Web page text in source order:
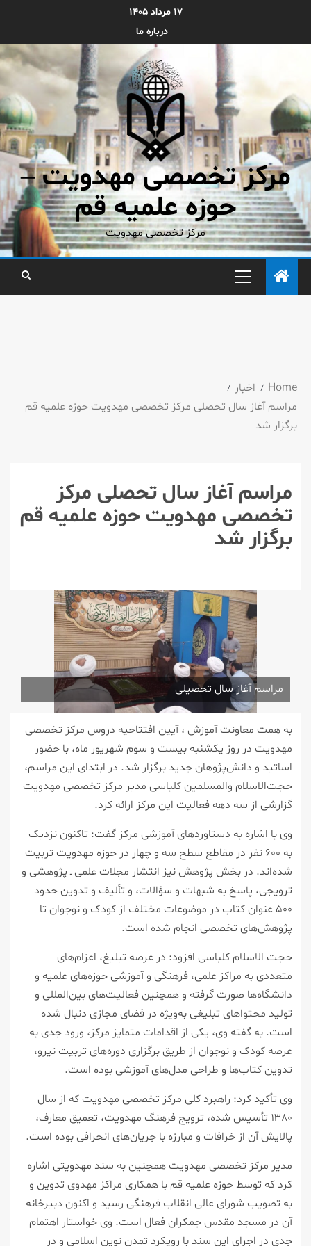
۱۷ مرداد ۱۴۰۵
درباره ما
مرکز تخصصی مهدویت –
حوزه علمیه قم
مرکز تخصصی مهدویت
Home
اخبار
مراسم آغاز سال تحصلی مرکز تخصصی مهدویت حوزه علمیه قم
برگزار شد
مراسم آغاز سال تحصلی مرکز
تخصصی مهدویت حوزه علمیه قم
برگزار شد
مراسم آغاز سال تحصیلی
به همت معاونت آموزش ، آیین افتتاحیه دروس مرکز تخصصی
مهدویت در روز یکشنبه بیست و سوم شهریور ماه، با حضور
اساتید و دانش‌پژوهان جدید برگزار شد. در ابتدای این مراسم،
حجت‌الاسلام والمسلمین کلباسی مدیر مرکز تخصصی مهدویت
گزارشی از سه دهه فعالیت این مرکز ارائه کرد.
وی با اشاره به دستاوردهای آموزشی مرکز گفت: تاکنون نزدیک
به ۶۰۰ نفر در مقاطع سطح سه و چهار در حوزه مهدویت تربیت
شده‌اند. در بخش پژوهش نیز انتشار مجلات علمی ـ پژوهشی و
ترویجی، پاسخ به شبهات و سؤالات، و تألیف و تدوین حدود
۵۰۰ عنوان کتاب در موضوعات مختلف از کودک و نوجوان تا
پژوهش‌های تخصصی انجام شده است.
حجت الاسلام کلباسی افزود: در عرصه تبلیغ، اعزام‌های
متعددی به مراکز علمی، فرهنگی و آموزشی حوزه‌های علمیه و
دانشگاه‌ها صورت گرفته و همچنین فعالیت‌های بین‌المللی و
تولید محتواهای تبلیغی به‌ویژه در فضای مجازی دنبال شده
است. به گفته وی، یکی از اقدامات متمایز مرکز، ورود جدی به
عرصه کودک و نوجوان از طریق برگزاری دوره‌های تربیت نیرو،
تدوین کتاب‌ها و طراحی مدل‌های آموزشی بوده است.
وی تأکید کرد: راهبرد کلی مرکز تخصصی مهدویت که از سال
۱۳۸۰ تأسیس شده، ترویج فرهنگ مهدویت، تعمیق معارف،
پالایش آن از خرافات و مبارزه با جریان‌های انحرافی بوده است.
مدیر مرکز تخصصی مهدویت همچنین به سند مهدویتی اشاره
کرد که توسط حوزه علمیه قم با همکاری مراکز مهدوی تدوین و
به تصویب شورای عالی انقلاب فرهنگی رسید و اکنون دبیرخانه
آن در مسجد مقدس جمکران فعال است. وی خواستار اهتمام
جدی در اجرای این سند با رویکرد تمدن نوین اسلامی و در